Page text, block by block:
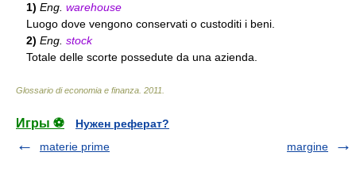
1) Eng. warehouse
Luogo dove vengono conservati o custoditi i beni.
2) Eng. stock
Totale delle scorte possedute da una azienda.
Glossario di economia e finanza 2011
Игры ⚽
Нужен реферат?
materie prime
margine